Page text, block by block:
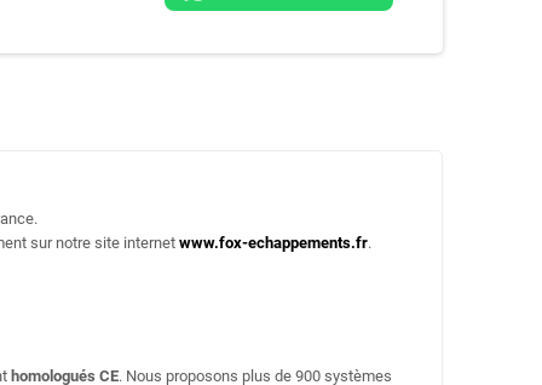
sur notre site internetwww.fox-echappements.fr.
homologués CE. Nous proposons plus de 900 systèmes